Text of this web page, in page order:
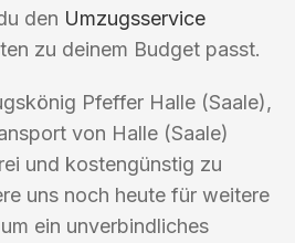
den Umzugsservice
zu deinem Budget passt.
Pfeffer Halle (Saale),
von Halle (Saale)
und kostengünstig zu
uns noch heute für weitere
ein unverbindliches